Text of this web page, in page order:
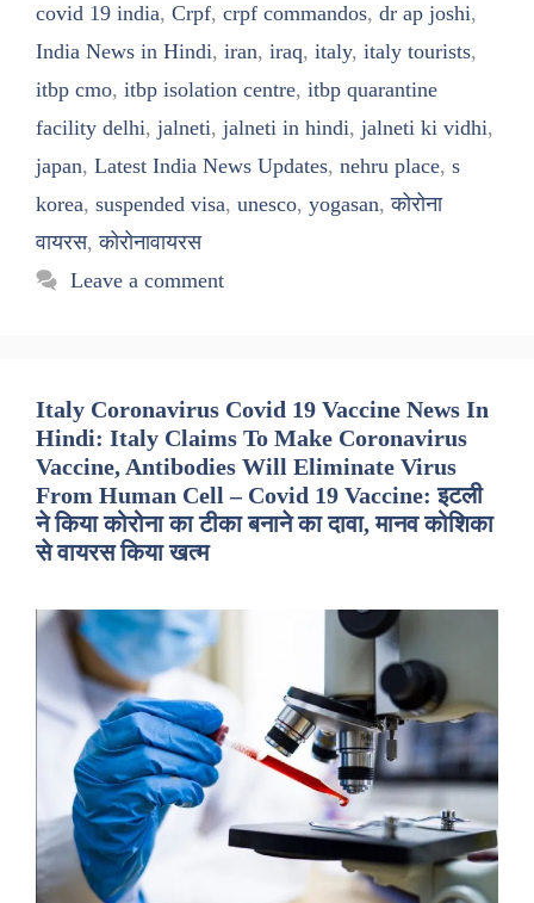
covid 19 india, Crpf, crpf commandos, dr ap joshi,
India News in Hindi, iran, iraq, italy, italy tourists,
itbp cmo, itbp isolation centre, itbp quarantine
facility delhi, jalneti, jalneti in hindi, jalneti ki vidhi,
japan, Latest India News Updates, nehru place, s
korea, suspended visa, unesco, yogasan,कोरोना
वायरस,कोरोनावायरस
Leave a comment
Italy Coronavirus Covid 19 Vaccine News In
Hindi: Italy Claims To Make Coronavirus
Vaccine, Antibodies Will Eliminate Virus
From Human Cell – Covid 19 Vaccine: इटली
ने किया कोरोना का टीका बनाने का दावा, मानव कोशिका
से वायरस किया खत्म